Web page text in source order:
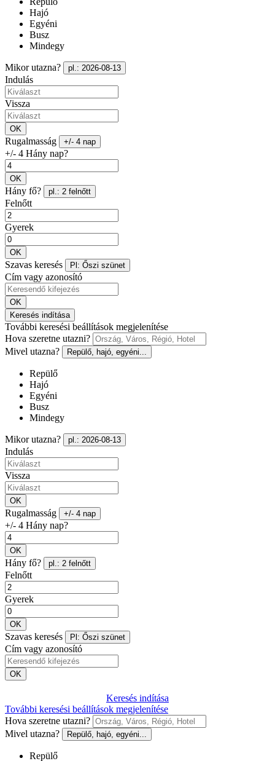
Hajó
Egyéni
Busz
Mindegy
Mikor utazna? pl.: 2026-08-13
Indulás
Vissza
OK
Rugalmasság +/- 4 nap
+/- 4 Hány nap?
OK
Hány fő? pl.: 2 felnőtt
Felnőtt
Gyerek
OK
Szavas keresés Pl: Őszi szünet
Cím vagy azonosító
OK
Keresés indítása
További keresési beállítások megjelenítése
Hova szeretne utazni?
Mivel utazna?
Repülő, hajó, egyéni...
Repülő
Hajó
Egyéni
Busz
Mindegy
Mikor utazna? pl.: 2026-08-13
Indulás
Vissza
OK
Rugalmasság +/- 4 nap
+/- 4 Hány nap?
OK
Hány fő? pl.: 2 felnőtt
Felnőtt
Gyerek
OK
Szavas keresés Pl: Őszi szünet
Cím vagy azonosító
OK
Keresés indítása
További keresési beállítások megjelenítése
Hova szeretne utazni?
Mivel utazna?
Repülő, hajó, egyéni...
Repülő